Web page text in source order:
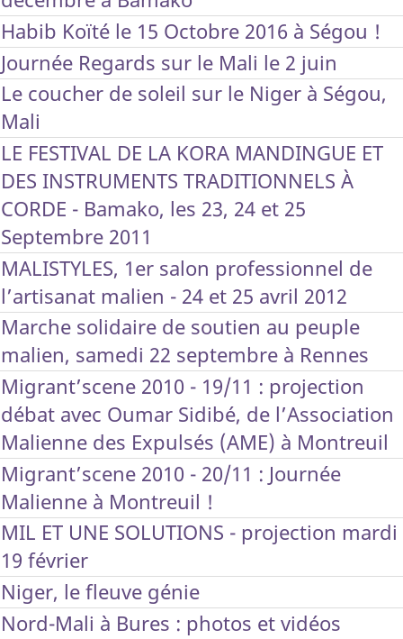
Habib Koïté le 15 Octobre 2016 à Ségou !
Journée Regards sur le Mali le 2 juin
Le coucher de soleil sur le Niger à Ségou,
Mali
LE FESTIVAL DE LA KORA MANDINGUE ET
DES INSTRUMENTS TRADITIONNELS À
CORDE - Bamako, les 23, 24 et 25
Septembre 2011
MALISTYLES, 1er salon professionnel de
l’artisanat malien - 24 et 25 avril 2012
Marche solidaire de soutien au peuple
malien, samedi 22 septembre à Rennes
Migrant’scene 2010 - 19/11 : projection
débat avec Oumar Sidibé, de l’Association
Malienne des Expulsés (AME) à Montreuil
Migrant’scene 2010 - 20/11 : Journée
Malienne à Montreuil !
MIL ET UNE SOLUTIONS - projection mardi
19 février
Niger, le fleuve génie
Nord-Mali à Bures : photos et vidéos